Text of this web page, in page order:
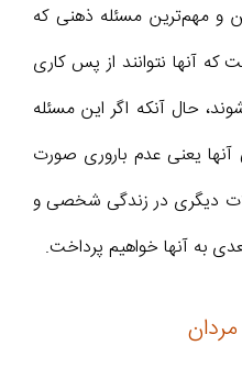
و مهم‌ترین مسئله ذهنی که
آنها نتوانند از پس کاری
حال آنکه اگر این مسئله
یعنی عدم باروری صورت
دیگری در زندگی شخصی و
به آنها خواهیم پرداخت.